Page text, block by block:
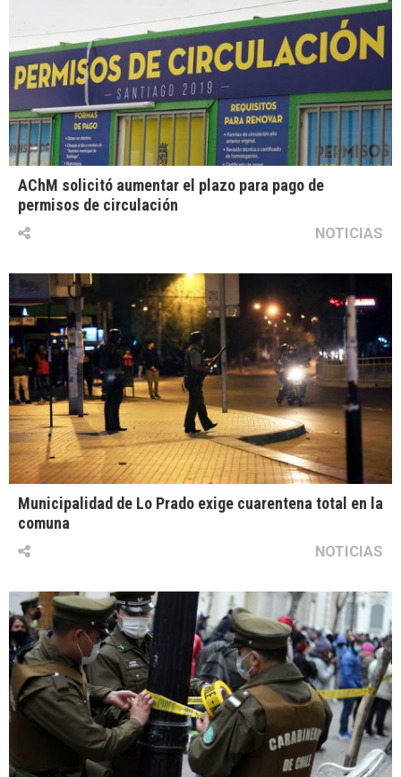
AChM solicitó aumentar el plazo para pago de
permisos de circulación
NOTICIAS
Municipalidad de Lo Prado exige cuarentena total en la
comuna
NOTICIAS